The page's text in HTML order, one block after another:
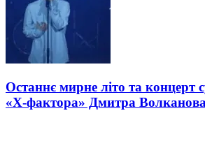
Останнє мирне літо та концерт
«Х-фактора» Дмитра Волканова